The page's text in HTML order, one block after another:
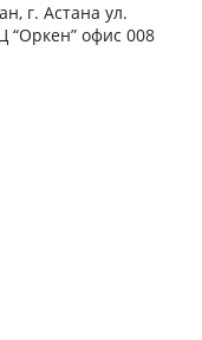
г. Астана ул.
“Оркен” офис 008